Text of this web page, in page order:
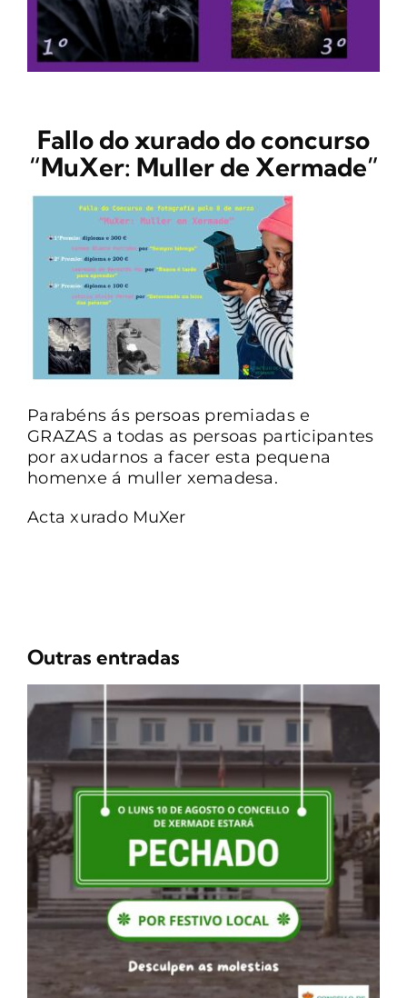
CONTACTO
Fallo do xurado do concurso
“MuXer: Muller de Xermade”
Parabéns ás persoas premiadas e
GRAZAS a todas as persoas participantes
por axudarnos a facer esta pequena
homenxe á muller xemadesa.
Acta xurado MuXer
Outras entradas